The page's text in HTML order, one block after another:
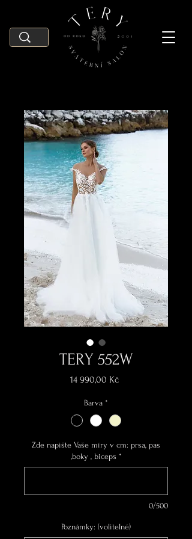
TERY 552W
14 990,00 KčCena
Barva *
Zde napište Vaše míry v cm: prsa, pas
,boky , biceps *
0/500
Poznámky: (volitelné)